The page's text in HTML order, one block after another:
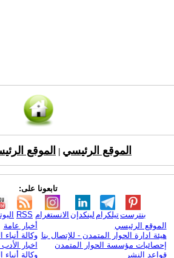
الموقع الرئيسي الموقع
تابعونا على:
RSS الانستغرام لينكدإن تيلكرامبنترست
الموقع الرئيسي
هيئة ادارة الحوار المتمدن - للإتصال بنا
إحصائيات مؤسسة الحوار المتمدن
قواعد النشر
أخبار عامة
وكالة أنباء
اخبار
وكالة أنباء